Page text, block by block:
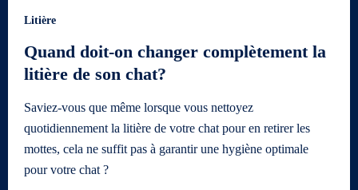
Litière
Quand doit-on changer complètement la
litière de son chat?
Saviez-vous que même lorsque vous nettoyez
quotidiennement la litière de votre chat pour en retirer les
mottes, cela ne suffit pas à garantir une hygiène optimale
pour votre chat ?